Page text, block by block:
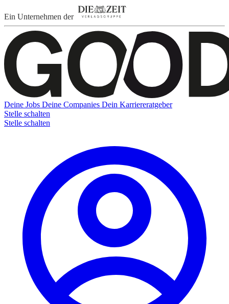
Ein Unternehmen der
Deine Jobs Deine Companies Dein Karriereratgeber
Stelle schalten
Stelle schalten